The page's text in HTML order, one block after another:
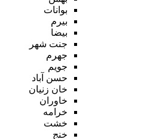
بوانات
بیرم
بیضا
جنت شهر
جهرم
جویم
حسن آباد
خان زنیان
خاوران
خرامه
خشت
خنج